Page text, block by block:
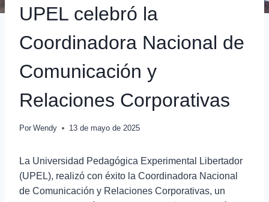
UPEL celebró la
Coordinadora Nacional de
Comunicación y
Relaciones Corporativas
Por Wendy 13 de mayo de 2025
La Universidad Pedagógica Experimental Libertador
(UPEL), realizó con éxito la Coordinadora Nacional
de Comunicación y Relaciones Corporativas, un